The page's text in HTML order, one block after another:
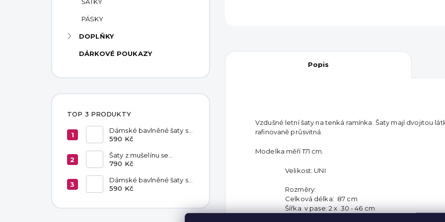
PÁSKY
DOPLŇKY
DÁRKOVÉ POUKAZY
TOP 3 PRODUKTY
Dámské bavlněné šaty s
kapsami Red
590 Kč
Šaty z mušelínu se
zavazováním v pase
790 Kč
Dámské bavlněné šaty s
kapsami Chocolate
590 Kč
Popis
Vzdušné letní šaty na tenká ramínka. Šaty mají dvojitou
rafinovaně průsvitná.
Modelka měří 171 cm.
Velikost: UNI
Rozměry:
Celková délka: 87 cm
Šířka v pase: 2 x 30 - 46 cm